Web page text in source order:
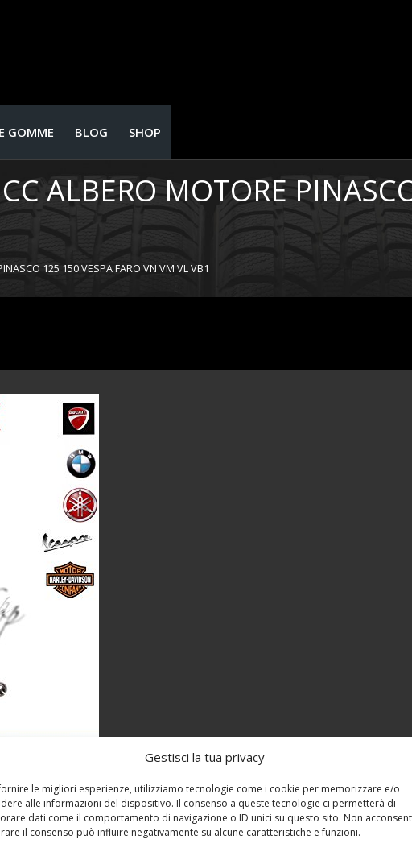
Gestisci la tua privacy
le migliori esperienze, utilizziamo tecnologie come i cookie per memorizzare e/o
alle informazioni del dispositivo. Il consenso a queste tecnologie ci permetterà di
dati come il comportamento di navigazione o ID unici su questo sito. Non
il consenso può influire negativamente su alcune caratteristiche e funzioni.
GOMME BLOG SHOP
ALBERO MOTORE
125 150 VESPA FARO VN VM VL VB1